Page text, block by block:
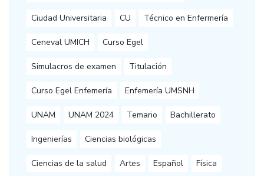
Ciudad Universitaria CU Técnico en Enfermería
Ceneval UMICH Curso Egel
Simulacros de examen Titulación
Curso Egel Enfemería Enfemería UMSNH
UNAM UNAM 2024 Temario Bachillerato
Ingenierías Ciencias biológicas
Ciencias de la salud Artes Español Física